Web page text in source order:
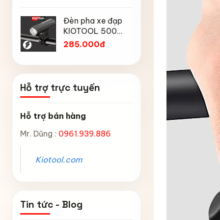
Chống Bụi, Chống
Tia UV, Có Phản
Quang & Lỗ Khóa
Chống Bay
Đèn pha xe đạp
KIOTOOL 500
Lumen chống
285.000đ
Mtp địa
đạp trẻ em
Kiotool
inch -14
inch -18
inch
45.000đ
Hỗ trợ trực tuyến
Hỗ trợ bán hàng
Mr. Dũng : 0961.939.886
Kiotool.com
Tin tức - Blog